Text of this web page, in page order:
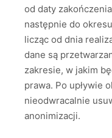
od daty
następnie do
licząc od dnia
dane są
zakresie, w jakim
prawa. Po upływie
nieodwracalnie
anonimizacji.